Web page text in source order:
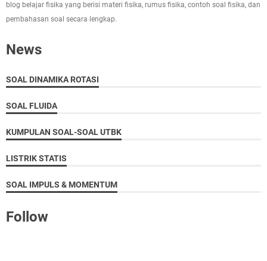
blog belajar fisika yang berisi materi fisika, rumus fisika, contoh soal fisika, dan
pembahasan soal secara lengkap.
News
SOAL DINAMIKA ROTASI
SOAL FLUIDA
KUMPULAN SOAL-SOAL UTBK
LISTRIK STATIS
SOAL IMPULS & MOMENTUM
Follow